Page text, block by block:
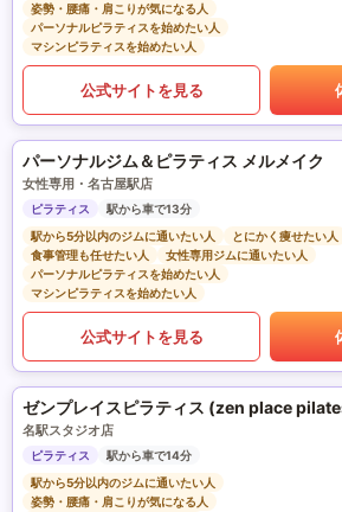
姿勢・腰痛・肩こりが気になる人
パーソナルピラティスを始めたい人
マシンピラティスを始めたい人
公式サイトを見る
パーソナルジム＆ピラティス メルメイク
女性専用・名古屋駅店
ピラティス
駅から車で13分
駅から5分以内のジムに通いたい人
とにかく痩せたい人
食事管理も任せたい人
女性専用ジムに通いたい人
パーソナルピラティスを始めたい人
マシンピラティスを始めたい人
公式サイトを見る
ゼンプレイスピラティス (zen place
名駅スタジオ店
ピラティス
駅から車で14分
駅から5分以内のジムに通いたい人
姿勢・腰痛・肩こりが気になる人